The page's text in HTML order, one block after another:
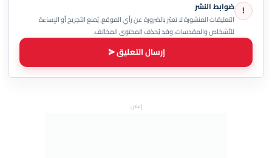
! ضوابط النشر
التعليقات المنشورة لا تعبّر بالضرورة عن رأي الموقع. يُمنع التجريح أو الإساءة
للأشخاص والمقدسات، وقد يُحذف المحتوى المخالف.
إرسال التعليق
إعلان